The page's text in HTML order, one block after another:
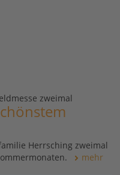
zweimal
Herrsching zweimal
mehr